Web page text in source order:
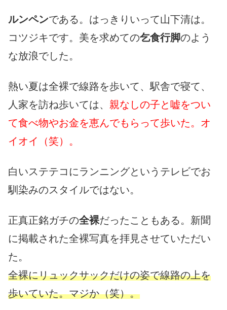
ルンペンである。はっきりいって山下清は。
コツジキです。美を求めての乞食行脚のよう
な放浪でした。
熱い夏は全裸で線路を歩いて、駅舎で寝て、
人家を訪ね歩いては、 親なしの子と嘘をつい
て食べ物やお金を恵んでもらって歩いた。オ
イオイ（笑）。
白いステテコにランニングというテレビでお
馴染みのスタイルではない。
正真正銘ガチの全裸だったこともある。新聞
に掲載された全裸写真を拝見させていただい
た。
全裸にリュックサックだけの姿で線路の上を
歩いていた。マジか（笑）。